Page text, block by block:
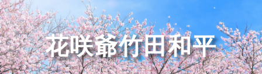
コ
ン
テ
ン
ツ
へ
花咲爺竹田和平